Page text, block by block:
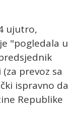
ujutro,
"pogledala u
prevoz sa
ispravno da
Republike